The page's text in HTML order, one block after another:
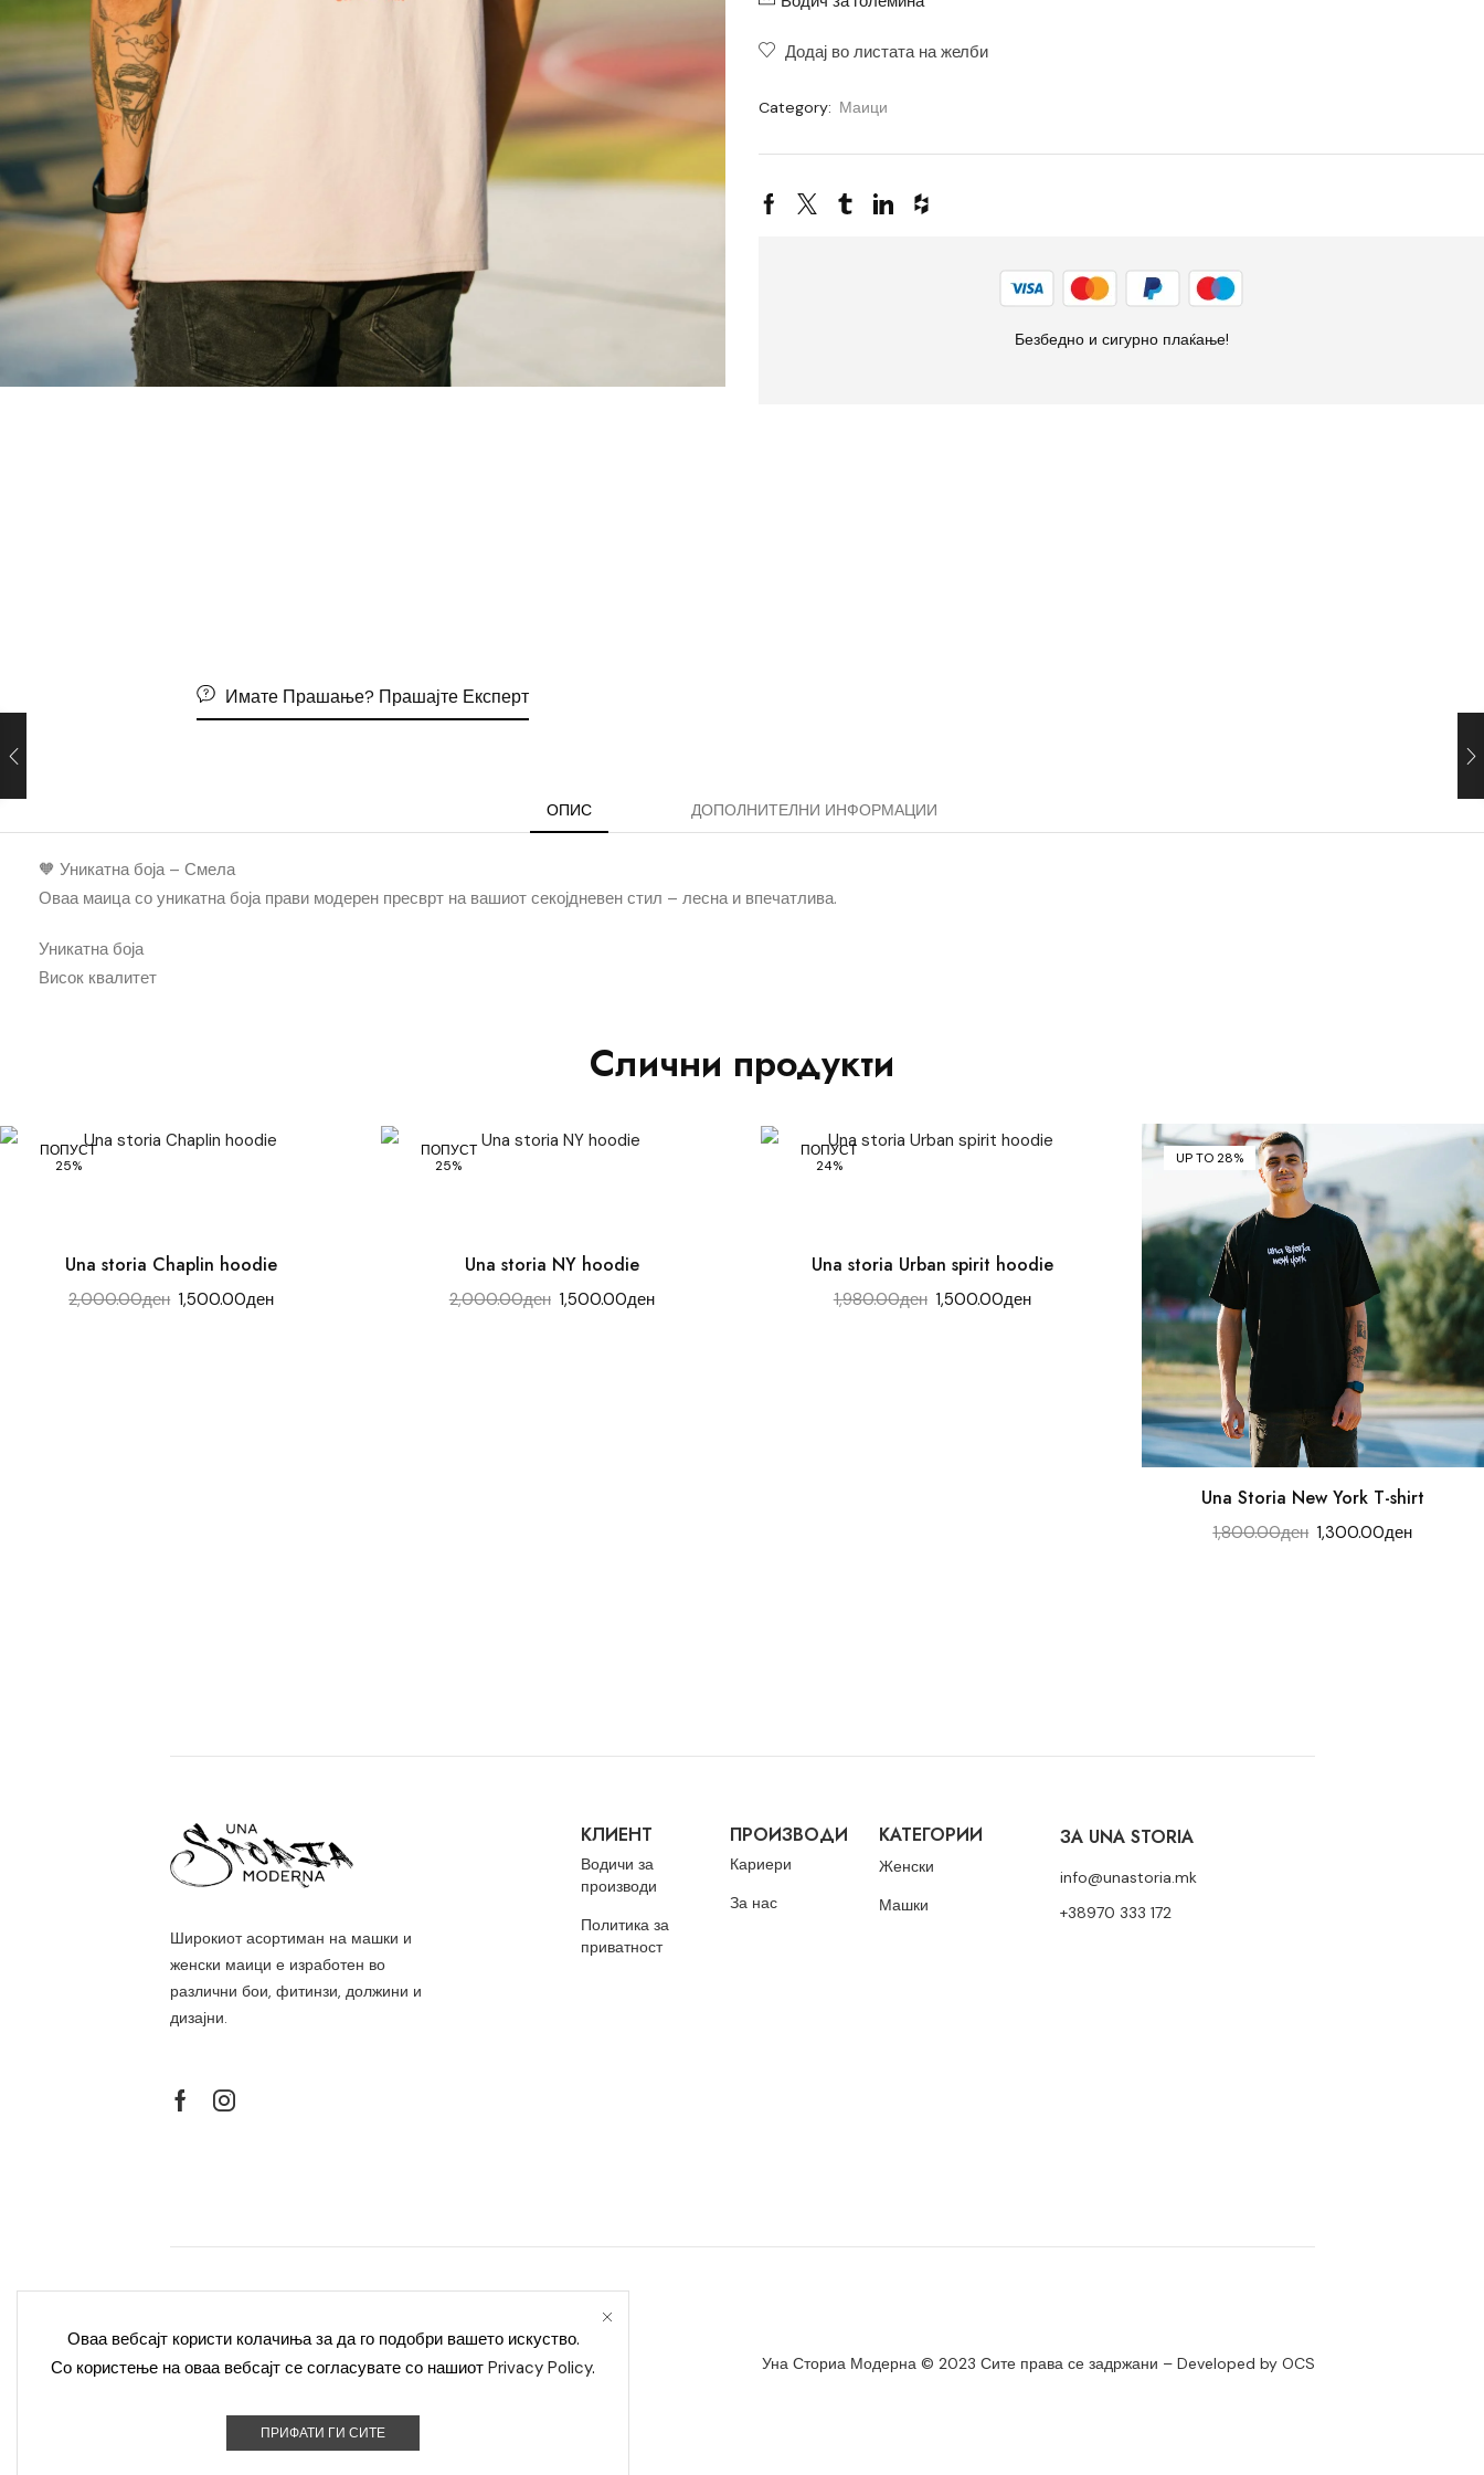
Имате Прашање? Прашајте Експерт
Додај во листата на желби
Category: Маици
Безбедно и сигурно плаќање!
ОПИС ДОПОЛНИТЕЛНИ ИНФОРМАЦИИ
🧡 Уникатна боја – Смела
Оваа маица со уникатна боја прави модерен пресврт на вашиот секојдневен стил – лесна и впечатлива.
Уникатна боја
Висок квалитет
Слични продукти
ПОПУСТ
25%
Una storia Chaplin hoodie
2,000.00ден 1,500.00ден
ПОПУСТ
25%
Una storia NY hoodie
2,000.00ден 1,500.00ден
ПОПУСТ
24%
Una storia Urban spirit hoodie
1,980.00ден 1,500.00ден
UP TO 28%
Una Storia New York T-shirt
1,800.00ден 1,300.00ден
Широкиот асортиман на машки и
женски маици е изработен во
различни бои, фитинзи, должини и
дизајни.
КЛИЕНТ
Водичи за
производи
Политика за
приватност
ПРОИЗВОДИ
Кариери
За нас
КАТЕГОРИИ
Женски
Машки
ЗА UNA STORIA
info@unastoria.mk
+38970 333 172
Политика за колачиња
Контакт
Уна Сториа Модерна © 2023 Сите права се задржани – Developed by OCS
Оваа вебсајт користи колачиња за да го подобри вашето искуство.
Со користење на оваа вебсајт се согласувате со нашиот Privacy Policy.
ПРИФАТИ ГИ СИТЕ